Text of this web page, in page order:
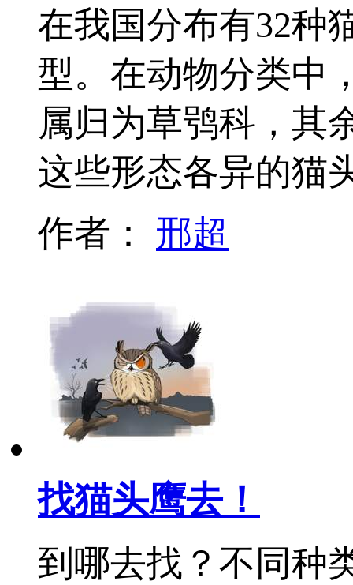
在我国分布有32种
型。在动物分类中
属归为草鸮科，其
这些形态各异的
作者： 邢超
找猫头鹰去！
到哪去找？不同种